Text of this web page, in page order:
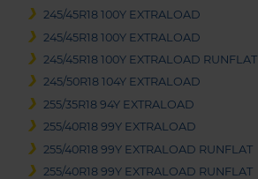
245/45R18 100Y EXTRALOAD
245/45R18 100Y EXTRALOAD
245/45R18 100Y EXTRALOAD RUNFLAT
245/50R18 104Y EXTRALOAD
255/35R18 94Y EXTRALOAD
255/40R18 99Y EXTRALOAD
255/40R18 99Y EXTRALOAD RUNFLAT
255/40R18 99Y EXTRALOAD RUNFLAT